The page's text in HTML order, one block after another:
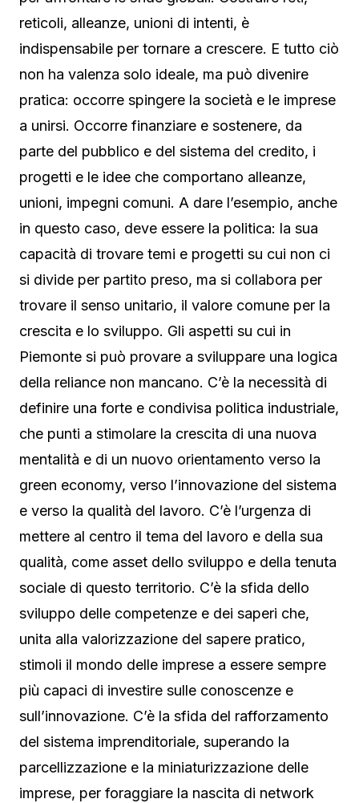
reticoli, alleanze, unioni di intenti, è
indispensabile per tornare a crescere. E tutto ciò
non ha valenza solo ideale, ma può divenire
pratica: occorre spingere la società e le imprese
a unirsi. Occorre finanziare e sostenere, da
parte del pubblico e del sistema del credito, i
progetti e le idee che comportano alleanze,
unioni, impegni comuni. A dare l’esempio, anche
in questo caso, deve essere la politica: la sua
capacità di trovare temi e progetti su cui non ci
si divide per partito preso, ma si collabora per
trovare il senso unitario, il valore comune per la
crescita e lo sviluppo. Gli aspetti su cui in
Piemonte si può provare a sviluppare una logica
della reliance non mancano. C’è la necessità di
definire una forte e condivisa politica industriale,
che punti a stimolare la crescita di una nuova
mentalità e di un nuovo orientamento verso la
green economy, verso l’innovazione del sistema
e verso la qualità del lavoro. C’è l’urgenza di
mettere al centro il tema del lavoro e della sua
qualità, come asset dello sviluppo e della tenuta
sociale di questo territorio. C’è la sfida dello
sviluppo delle competenze e dei saperi che,
unita alla valorizzazione del sapere pratico,
stimoli il mondo delle imprese a essere sempre
più capaci di investire sulle conoscenze e
sull’innovazione. C’è la sfida del rafforzamento
del sistema imprenditoriale, superando la
parcellizzazione e la miniaturizzazione delle
imprese, per foraggiare la nascita di network